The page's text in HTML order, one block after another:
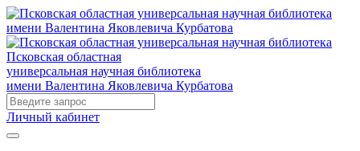
Псковская областная
универсальная научная библиотека
имени Валентина Яковлевича Курбатова
Личный кабинет